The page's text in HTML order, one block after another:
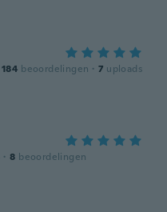
184 beoordelingen · 7 uploads
· 8 beoordelingen